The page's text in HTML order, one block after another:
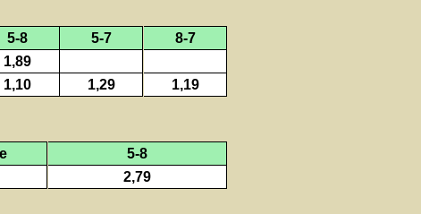
5-8 5-7
8-7
1,89
1,10 1,29 1,19
5-8
2,79